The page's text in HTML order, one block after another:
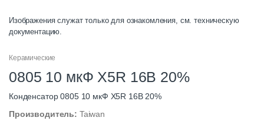
Изображения служат только для ознакомления, см. техническую
документацию.
Керамические
0805 10 мкФ X5R 16B 20%
Конденсатор 0805 10 мкФ X5R 16B 20%
Производитель: Taiwan